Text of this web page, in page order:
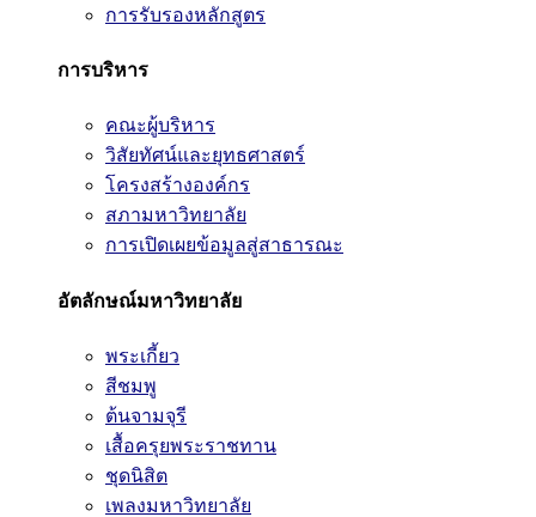
การรับรองหลักสูตร
การบริหาร
คณะผู้บริหาร
วิสัยทัศน์และยุทธศาสตร์
โครงสร้างองค์กร
สภามหาวิทยาลัย
การเปิดเผยข้อมูลสู่สาธารณะ
อัตลักษณ์มหาวิทยาลัย
พระเกี้ยว
สีชมพู
ต้นจามจุรี
เสื้อครุยพระราชทาน
ชุดนิสิต
เพลงมหาวิทยาลัย